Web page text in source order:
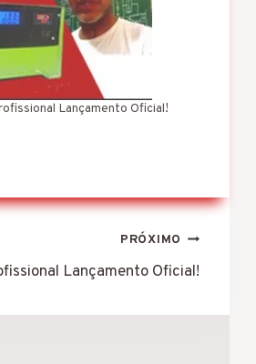
Lançamento Oficial!
PRÓXIMO
Lançamento Oficial!